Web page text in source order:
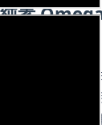
素
美妝品牌
體內細胞協同
全且有效的營養